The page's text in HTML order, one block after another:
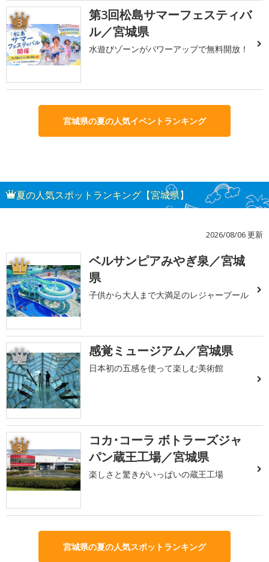
3
第3回松島サマーフェスティバ
ル／宮城県
水遊びゾーンがパワーアップで無料開放！
宮城県の夏の人気イベントランキング
夏の人気スポットランキング【宮城県】
2026/08/06 更新
1
ベルサンピアみやぎ泉／宮城
県
子供から大人まで大満足のレジャープール
2 感覚ミュージアム／宮城県
日本初の五感を使って楽しむ美術館
3
コカ･コーラ ボトラーズジャ
パン蔵王工場／宮城県
楽しさと驚きがいっぱいの蔵王工場
宮城県の夏の人気スポットランキング